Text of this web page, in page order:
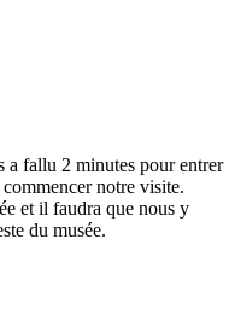
a fallu 2 minutes pour entrer
notre visite.
et il faudra que nous y
du musée.